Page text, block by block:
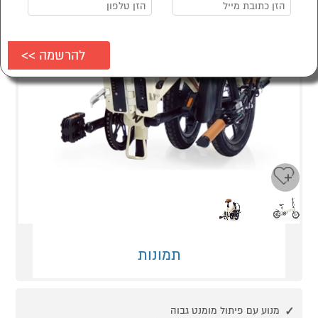
תמונות
מנוע עם פיתול מומנט גבוה